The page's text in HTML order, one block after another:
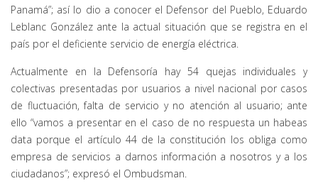
Panamá”; así lo dio a conocer el Defensor del Pueblo, Eduardo
Leblanc González ante la actual situación que se registra en el
país por el deficiente servicio de energía eléctrica.
Actualmente en la Defensoría hay 54 quejas individuales y
colectivas presentadas por usuarios a nivel nacional por casos
de fluctuación, falta de servicio y no atención al usuario; ante
ello “vamos a presentar en el caso de no respuesta un habeas
data porque el artículo 44 de la constitución los obliga como
empresa de servicios a darnos información a nosotros y a los
ciudadanos”; expresó el Ombudsman.